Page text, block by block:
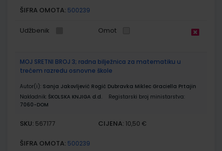
ŠIFRA OMOTA: 500239
Udžbenik Omot
MOJ SRETNI BROJ 3; radna bilježnica za matematiku u
trećem razredu osnovne škole
Autor(i): Sanja Jakovljević Rogić Dubravka Miklec Graciella Prtajin
Nakladnik: ŠKOLSKA KNJIGA d.d.
Registarski broj ministarstva:
7060-DOM
SKU: 567177 CIJENA: 10,50 €
ŠIFRA OMOTA: 500239